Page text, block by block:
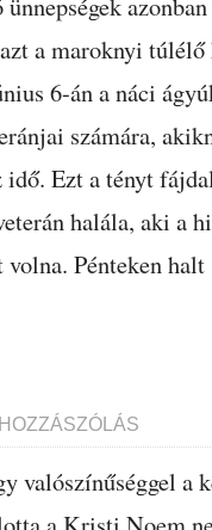
a maroknyi túlélő
6-án a náci
számára,
Ezt a tényt
halála, aki a
volna. Pénteken
valószínűséggel a